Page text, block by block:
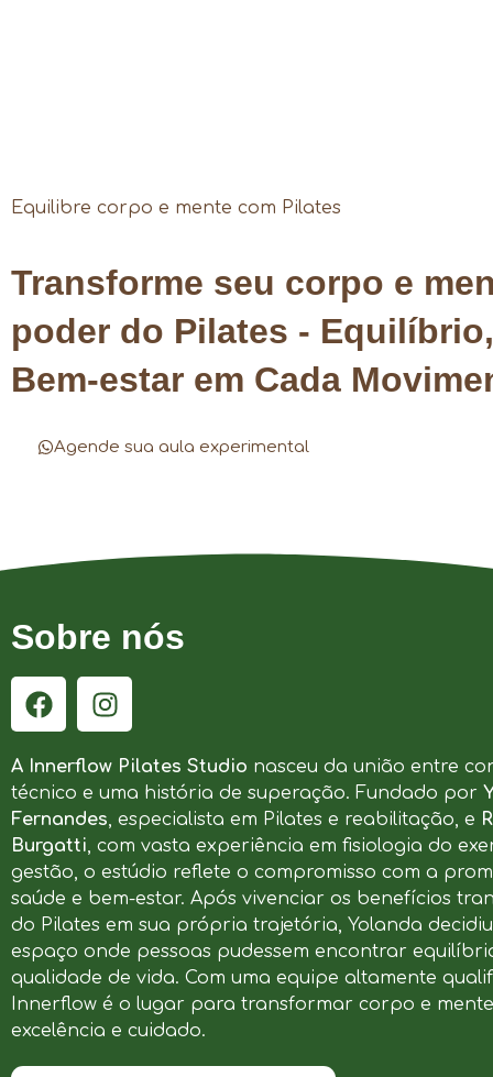
Equilibre corpo e mente com Pilates
Transforme seu corpo e
poder do Pilates -
Bem-estar em Cada
Agende sua aula experimental
Sobre nós
A Innerflow Pilates Studio nasceu da união entre
técnico e uma história de superação. Fundado por
Fernandes, especialista em Pilates e reabilitação, e
Burgatti, com vasta experiência em fisiologia do
gestão, o estúdio reflete o compromisso com a
saúde e bem-estar. Após vivenciar os benefícios
do Pilates em sua própria trajetória, Yolanda
espaço onde pessoas pudessem encontrar
qualidade de vida. Com uma equipe altamente
Innerflow é o lugar para transformar corpo e
excelência e cuidado.